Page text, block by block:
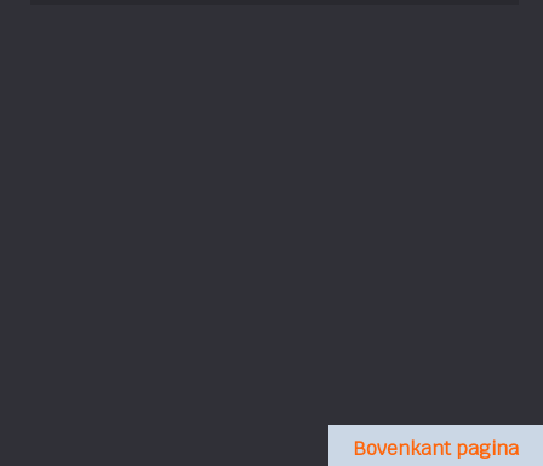
Bovenkant pagina